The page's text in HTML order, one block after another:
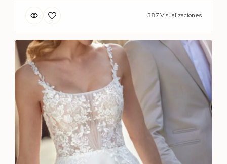
387 Visualizaciones